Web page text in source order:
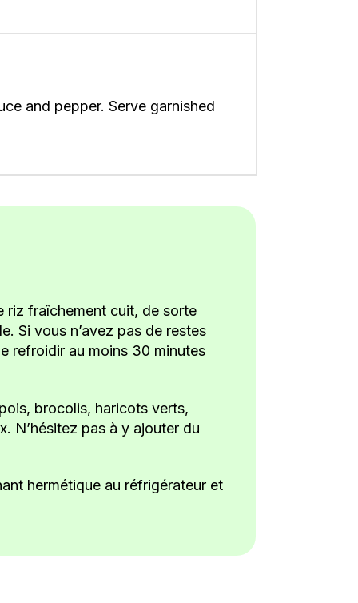
and pepper. Serve garnished
riz fraîchement cuit, de sorte
Si vous n’avez pas de restes
refroidir au moins 30 minutes
brocolis, haricots verts,
N’hésitez pas à y ajouter du
hermétique au réfrigérateur et